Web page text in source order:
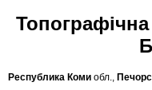
Топографічна
Республика Коми обл.,